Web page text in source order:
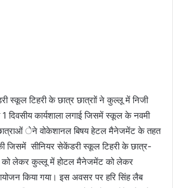
स्कूल टिहरी के छात्र छात्राों ने कुल्लू में निजी
दिवसीय कार्यशाला लगाई जिसमें स्कूल के नवमी
ेने वोकेशानल बिषय हेटल मैनेजमेंट के तहत
की जिसमें सीनियर सेकेंडरी स्कूल टिहरी के छात्र-
को लेकर कुल्लू में होटल मैनेजमेंट को लेकर
किया गया। इस अवसर पर हरि सिंह लैब